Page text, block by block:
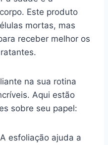
Este produto
mortas, mas
receber melhor os
na sua rotina
Aqui estão
sobre seu papel:
A esfoliação ajuda a